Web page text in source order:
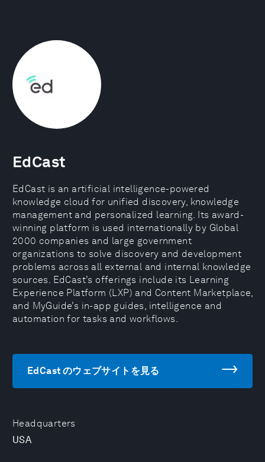
Headquarters
USA
EdCast
EdCast is an artificial intelligence-powered
knowledge cloud for unified discovery, knowledge
management and personalized learning. Its award-
winning platform is used internationally by Global
2000 companies and large government
organizations to solve discovery and development
problems across all external and internal knowledge
sources. EdCast’s offerings include its Learning
Experience Platform (LXP) and Content Marketplace,
and MyGuide’s in-app guides, intelligence and
automation for tasks and workflows.
EdCast のウェブサイトを見る